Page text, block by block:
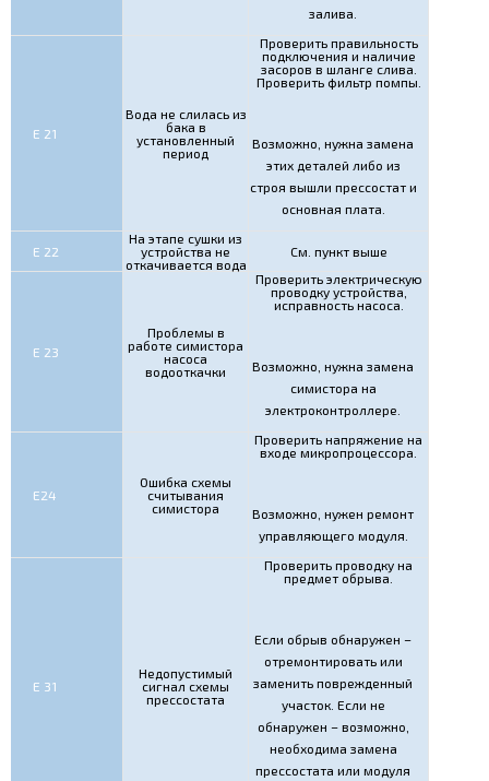
залива.
Е 21
Вода не слилась из
бака в
установленный
период
Проверить правильность
подключения и наличие
засоров в шланге слива.
Проверить фильтр помпы.
Возможно, нужна замена
этих деталей либо из
строя вышли прессостат и
основная плата.
Е 22
На этапе сушки из
устройства не
откачивается вода
См. пункт выше
Е 23
Проблемы в
работе симистора
насоса
водооткачки
Проверить электрическую
проводку устройства,
исправность насоса.
Возможно, нужна замена
симистора на
электроконтроллере.
Е24
Ошибка схемы
считывания
симистора
Проверить напряжение на
входе микропроцессора.
Возможно, нужен ремонт
управляющего модуля.
Е 31
Недопустимый
сигнал схемы
прессостата
Проверить проводку на
предмет обрыва.
Если обрыв обнаружен –
отремонтировать или
заменить поврежденный
участок. Если не
обнаружен – возможно,
необходима замена
прессостата или модуля